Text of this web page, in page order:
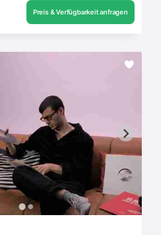
Preis & Verfügbarkeit anfragen